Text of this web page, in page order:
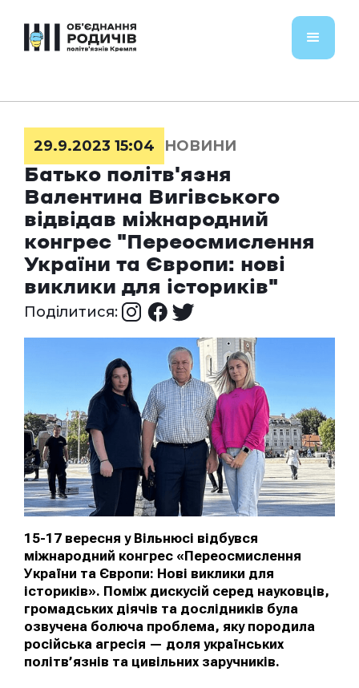
29.9.2023 15:04
НОВИНИ
Батько політв'язня
Валентина Вигівського
відвідав міжнародний
конгрес "Переосмислення
України та Європи: нові
виклики для істориків"
Поділитися:
15-17 вересня у Вільнюсі відбувся
міжнародний конгрес «Переосмислення
України та Європи: Нові виклики для
істориків». Поміж дискусій серед науковців,
громадських діячів та дослідників була
озвучена болюча проблема, яку породила
російська агресія — доля українських
політв’язнів та цивільних заручників.